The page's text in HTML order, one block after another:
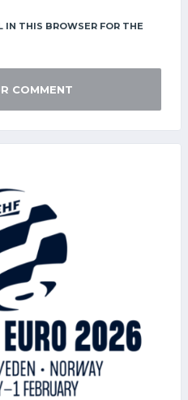
IN THIS BROWSER FOR THE